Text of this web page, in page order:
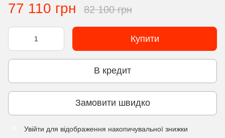
77 110 грн 82 100 грн
Купити
В кредит
Замовити швидко
Увійти для відображення накопичувальної знижки